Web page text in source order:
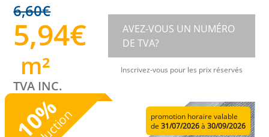
6,60€
5,94€
m²
TVA INC.
AVEZ-VOUS UN NUMÉRO
DE TVA?
Inscrivez-vous pour les prix réservés
10
%
promotion horaire valable
de 31/07/2026à 30/09/2026